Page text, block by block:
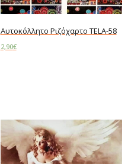
Αυτοκόλλητο Ριζόχαρτο TELA-58
2,90€